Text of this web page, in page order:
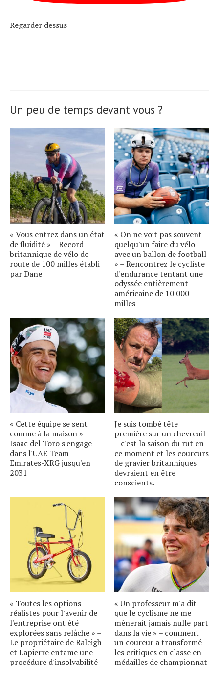
Regarder dessus
Un peu de temps devant vous ?
« Vous entrez dans un état
de fluidité » – Record
britannique de vélo de
route de 100 milles établi
par Dane
« On ne voit pas souvent
quelqu'un faire du vélo
avec un ballon de football
» – Rencontrez le cycliste
d'endurance tentant une
odyssée entièrement
américaine de 10 000
milles
« Cette équipe se sent
comme à la maison » –
Isaac del Toro s'engage
dans l'UAE Team
Emirates-XRG jusqu'en
2031
Je suis tombé tête
première sur un chevreuil
– c'est la saison du rut en
ce moment et les coureurs
de gravier britanniques
devraient en être
conscients.
« Toutes les options
réalistes pour l'avenir de
l'entreprise ont été
explorées sans relâche » –
Le propriétaire de Raleigh
et Lapierre entame une
procédure d'insolvabilité
« Un professeur m'a dit
que le cyclisme ne me
mènerait jamais nulle part
dans la vie » – comment
un coureur a transformé
les critiques en classe en
médailles de championnat